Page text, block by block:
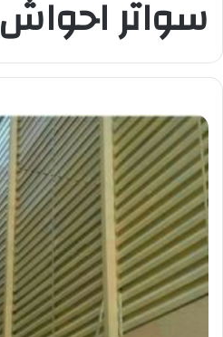
سواتر احواش